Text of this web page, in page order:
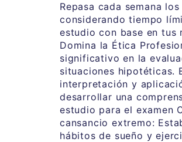
Repasa cada semana
considerando tiempo
estudio con base en tus
Domina la Ética
significativo en la
situaciones hipotéticas.
interpretación y
desarrollar una
estudio para el examen
cansancio extremo:
hábitos de sueño y